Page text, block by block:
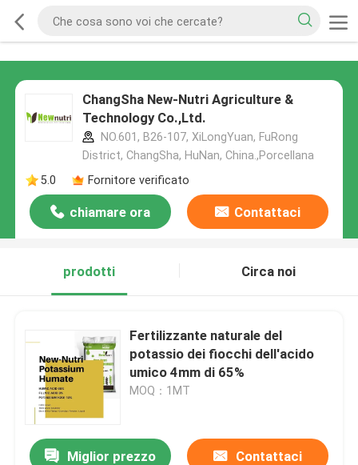
ChangSha New-Nutri Agriculture &
Technology Co.,Ltd.
NO.601, B26-107, XiLongYuan, FuRong
District, ChangSha, HuNan, China.,Porcellana
5.0
Fornitore verificato
chiamare ora Contattaci
prodotti Circa noi
Fertilizzante naturale del
potassio dei fiocchi dell'acido
umico 4mm di 65%
MOQ：1MT
Miglior prezzo Contattaci